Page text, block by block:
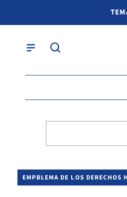
EMPBLEMA DE LOS DERECHOS